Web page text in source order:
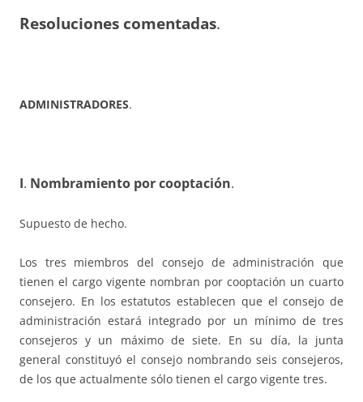
Resoluciones comentadas.
ADMINISTRADORES.
I. Nombramiento por cooptación.
Supuesto de hecho.
Los tres miembros del consejo de administración que
tienen el cargo vigente nombran por cooptación un cuarto
consejero. En los estatutos establecen que el consejo de
administración estará integrado por un mínimo de tres
consejeros y un máximo de siete. En su día, la junta
general constituyó el consejo nombrando seis consejeros,
de los que actualmente sólo tienen el cargo vigente tres.